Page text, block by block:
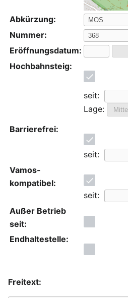
Abkürzung:
Nummer:
Eröffnungsdatum:
Hochbahnsteig:
seit:
Lage:
Barrierefrei:
seit:
Vamos-
kompatibel:
seit:
Außer Betrieb
seit:
Endhaltestelle:
Freitext: